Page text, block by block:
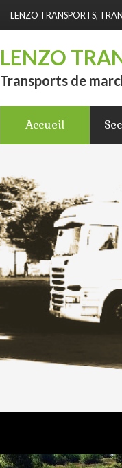
LENZO TRANSPORTS,
LENZO
Transports de
Accueil